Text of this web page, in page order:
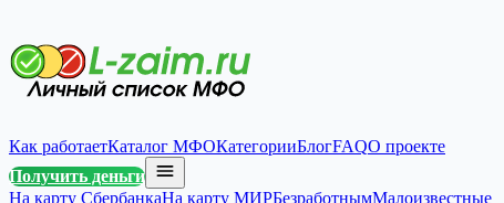
Как работаетКаталог МФОКатегорииБлогFAQО проекте
Получить деньги
На карту СбербанкаНа карту МИРБезработнымМалоизвестные